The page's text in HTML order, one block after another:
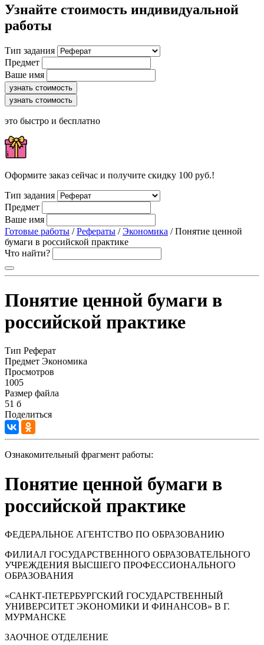
Узнайте стоимость индивидуальной
работы
Тип задания
Предмет
Ваше имя
узнать стоимость
узнать стоимость
это быстро и бесплатно
Оформите заказ сейчас и получите скидку 100 руб.!
Тип задания
Предмет
Ваше имя
Готовые работы /Рефераты /Экономика / Понятие ценной
бумаги в российской практике
Что найти?
Понятие ценной бумаги в
российской практике
Тип Реферат
Предмет Экономика
Просмотров
1005
Размер файла
51 б
Поделиться
Ознакомительный фрагмент работы:
Понятие ценной бумаги в
российской практике
ФЕДЕРАЛЬНОЕ АГЕНТСТВО ПО ОБРАЗОВАНИЮ
ФИЛИАЛ ГОСУДАРСТВЕННОГО ОБРАЗОВАТЕЛЬНОГО
УЧРЕЖДЕНИЯ ВЫСШЕГО ПРОФЕССИОНАЛЬНОГО
ОБРАЗОВАНИЯ
«САНКТ-ПЕТЕРБУРГСКИЙ ГОСУДАРСТВЕННЫЙ
УНИВЕРСИТЕТ ЭКОНОМИКИ И ФИНАНСОВ» В Г.
МУРМАНСКЕ
ЗАОЧНОЕ ОТДЕЛЕНИЕ